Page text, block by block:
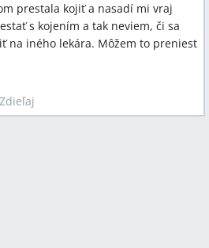
prestala kojiť a nasadí mi vraj
s kojením a tak neviem, či sa
na iného lekára. Môžem to preniesť
Zdieľaj